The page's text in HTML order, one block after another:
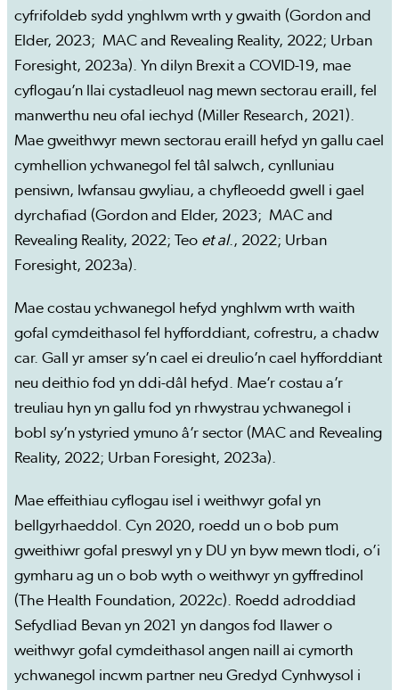
cyfrifoldeb sydd ynghlwm wrth y gwaith (Gordon and
Elder, 2023; MAC and Revealing Reality, 2022; Urban
Foresight, 2023a). Yn dilyn Brexit a COVID-19, mae
cyflogau’n llai cystadleuol nag mewn sectorau eraill, fel
manwerthu neu ofal iechyd (Miller Research, 2021).
Mae gweithwyr mewn sectorau eraill hefyd yn gallu cael
cymhellion ychwanegol fel tâl salwch, cynlluniau
pensiwn, lwfansau gwyliau, a chyfleoedd gwell i gael
dyrchafiad (Gordon and Elder, 2023; MAC and
Revealing Reality, 2022; Teo et al., 2022; Urban
Foresight, 2023a).
Mae costau ychwanegol hefyd ynghlwm wrth waith
gofal cymdeithasol fel hyfforddiant, cofrestru, a chadw
car. Gall yr amser sy’n cael ei dreulio’n cael hyfforddiant
neu deithio fod yn ddi-dâl hefyd. Mae’r costau a’r
treuliau hyn yn gallu fod yn rhwystrau ychwanegol i
bobl sy’n ystyried ymuno â’r sector (MAC and Revealing
Reality, 2022; Urban Foresight, 2023a).
Mae effeithiau cyflogau isel i weithwyr gofal yn
bellgyrhaeddol. Cyn 2020, roedd un o bob pum
gweithiwr gofal preswyl yn y DU yn byw mewn tlodi, o’i
gymharu ag un o bob wyth o weithwyr yn gyffredinol
(The Health Foundation, 2022c). Roedd adroddiad
Sefydliad Bevan yn 2021 yn dangos fod llawer o
weithwyr gofal cymdeithasol angen naill ai cymorth
ychwanegol incwm partner neu Gredyd Cynhwysol i